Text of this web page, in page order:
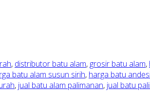
, distributor batu alam, grosir batu alam,
batu alam susun sirih, harga batu
, jual batu alam palimanan, jual batu